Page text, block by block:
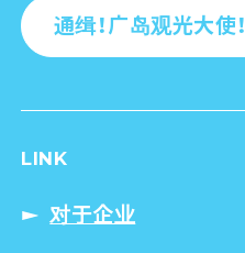
通缉！广岛观光大使！
LINK
对于企业